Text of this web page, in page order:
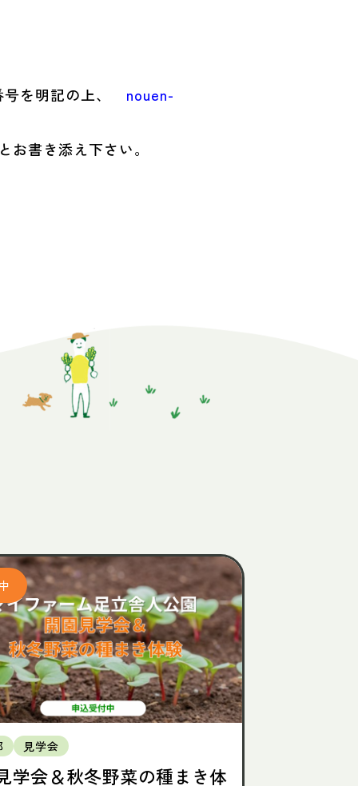
号を明記の上、 nouen-
書き添え下さい。
見学会
学会＆秋冬野菜の種まき体